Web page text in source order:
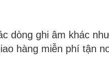
dòng ghi âm khác
hàng miễn phí tận